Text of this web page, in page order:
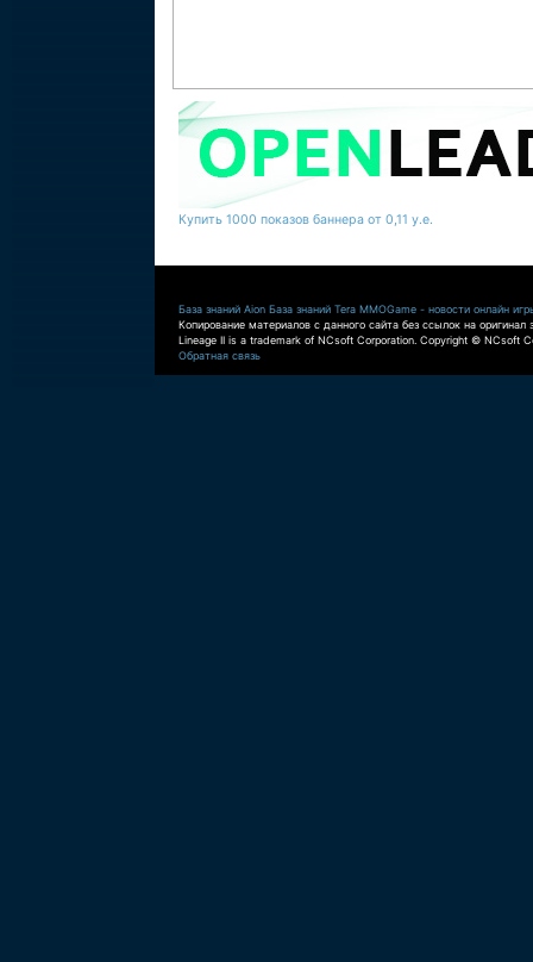
Купить 1000 показов баннера от 0,11 у.е.
База знаний Aion База знаний Tera MMOGame - новости онлайн
Копирование материалов с данного сайта без ссылок на оригинал
Lineage II is a trademark of NCsoft Corporation. Copyright © NCsoft
Обратная связь